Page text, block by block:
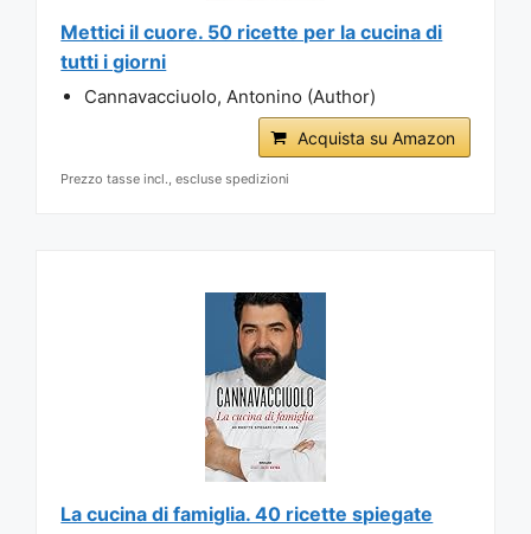
Mettici il cuore. 50 ricette per la cucina di
tutti i giorni
Cannavacciuolo, Antonino (Author)
Acquista su Amazon
Prezzo tasse incl., escluse spedizioni
La cucina di famiglia. 40 ricette spiegate